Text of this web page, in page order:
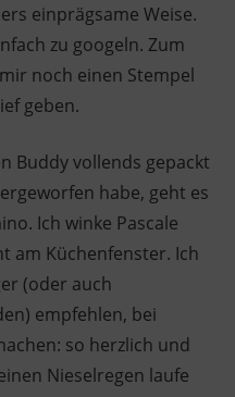
einprägsame Weise.
zu googeln. Zum
noch einen Stempel
geben.
Buddy vollends gepackt
habe, geht es
Ich winke Pascale
am Küchenfenster. Ich
(oder auch
empfehlen, bei
so herzlich und
Nieselregen laufe